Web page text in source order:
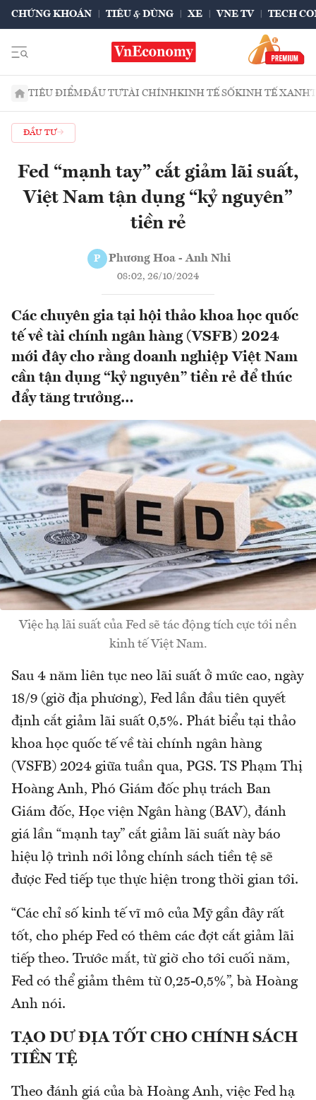
CHỨNG KHOÁN TIÊU & DÙNG XE VNE TV TECH
TIÊU ĐIỂMĐẦU TƯTÀI CHÍNHKINH TẾ SỐKINH TẾ XANH
ĐẦU TƯ
Fed “mạnh tay” cắt giảm lãi suất,
Việt Nam tận dụng “kỷ nguyên”
tiền rẻ
P Phương Hoa - Anh Nhi
08:02, 26/10/2024
Các chuyên gia tại hội thảo khoa học quốc
tế về tài chính ngân hàng (VSFB) 2024
mới đây cho rằng doanh nghiệp Việt Nam
cần tận dụng “kỷ nguyên” tiền rẻ để thúc
đẩy tăng trưởng…
Việc hạ lãi suất của Fed sẽ tác động tích cực tới nền
kinh tế Việt Nam.
Sau 4 năm liên tục neo lãi suất ở mức cao, ngày
18/9 (giờ địa phương), Fed lần đầu tiên quyết
định cắt giảm lãi suất 0,5%. Phát biểu tại thảo
khoa học quốc tế về tài chính ngân hàng
(VSFB) 2024 giữa tuần qua, PGS. TS Phạm Thị
Hoàng Anh, Phó Giám đốc phụ trách Ban
Giám đốc, Học viện Ngân hàng (BAV), đánh
giá lần “mạnh tay” cắt giảm lãi suất này báo
hiệu lộ trình nới lỏng chính sách tiền tệ sẽ
được Fed tiếp tục thực hiện trong thời gian tới.
“Các chỉ số kinh tế vĩ mô của Mỹ gần đây rất
tốt, cho phép Fed có thêm các đợt cắt giảm lãi
tiếp theo. Trước mắt, từ giờ cho tới cuối năm,
Fed có thể giảm thêm từ 0,25-0,5%”, bà Hoàng
Anh nói.
TẠO DƯ ĐỊA TỐT CHO CHÍNH SÁCH
TIỀN TỆ
Theo đánh giá của bà Hoàng Anh, việc Fed hạ